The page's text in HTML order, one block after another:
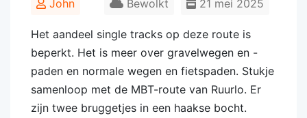
John 21 mei 2025
Bewolkt
Het aandeel single tracks op deze route is
beperkt. Het is meer over gravelwegen en -
paden en normale wegen en fietspaden. Stukje
samenloop met de MBT-route van Ruurlo. Er
zijn twee bruggetjes in een haakse bocht.